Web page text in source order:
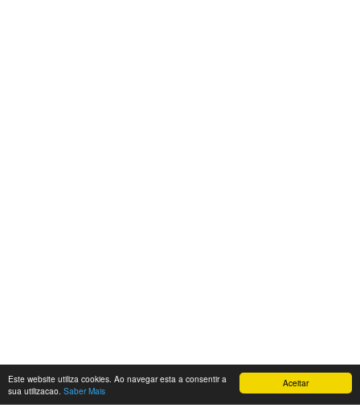
Aceitar
Este website utiliza cookies. Ao navegar esta a consentir a
sua utilizacao. Saber Mais